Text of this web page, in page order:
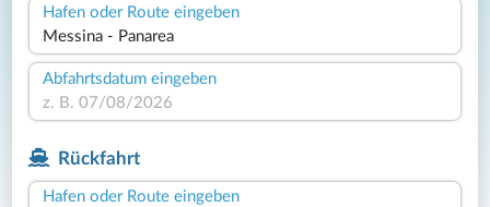
Hafen oder Route eingeben
Abfahrtsdatum eingeben
Rückfahrt
Hafen oder Route eingeben